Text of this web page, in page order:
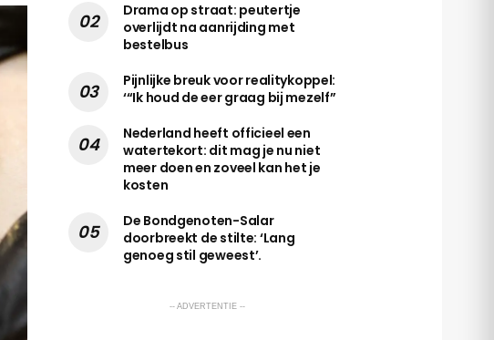
Drama op straat: peutertje
overlijdt na aanrijding met
bestelbus
Pijnlijke breuk voor realitykoppel:
‘“Ik houd de eer graag bij mezelf”
Nederland heeft officieel een
watertekort: dit mag je nu niet
meer doen en zoveel kan het je
kosten
De Bondgenoten-Salar
doorbreekt de stilte: ‘Lang
genoeg stil geweest’.
-- ADVERTENTIE --